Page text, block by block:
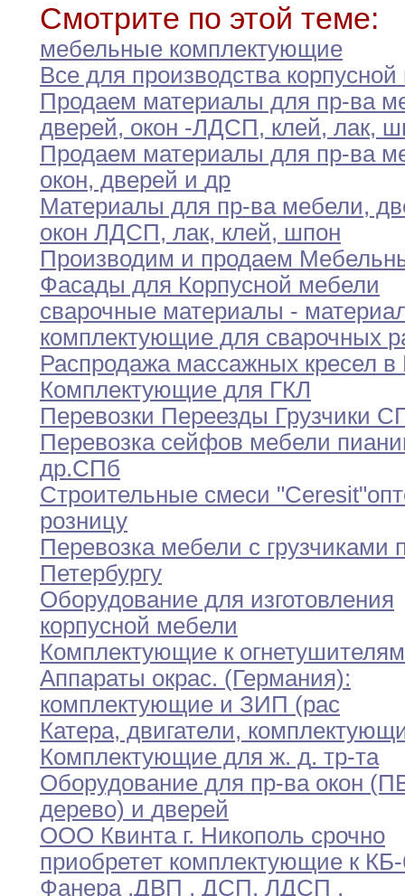
Смотрите по этой теме:
мебельные комплектующие
Все для производства
Продаем материалы для пр-ва
дверей, окон -ЛДСП, клей, лак,
Продаем материалы для пр-ва
окон, дверей и др
Материалы для пр-ва мебели,
окон ЛДСП, лак, клей, шпон
Производим и продаем
Фасады для Корпусной мебели
сварочные материалы -
комплектующие для сварочных
Распродажа массажных кресел в
Комплектующие для ГКЛ
Перевозки Переезды Грузчики
Перевозка сейфов мебели
др.СПб
Cтроительные смеси
розницу
Перевозка мебели с грузчиками
Петербургу
Оборудование для изготовления
корпусной мебели
Комплектующие к
Аппараты окрас. (Германия):
комплектующие и ЗИП (рас
Катера, двигатели,
Комплектующие для ж. д. тр-та
Оборудование для пр-ва окон
дерево) и дверей
ООО Квинта г. Никополь срочно
приобретет комплектующие к
Фанера ,ДВП , ДСП, ЛДСП ,